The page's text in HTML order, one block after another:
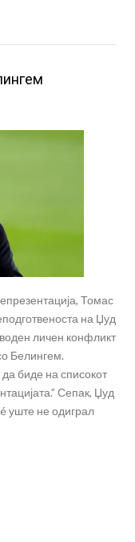
Томас
на Џуд
личен конфликт
Белингем.
биде на списокот
Сепак, Џуд
уште не одиграл